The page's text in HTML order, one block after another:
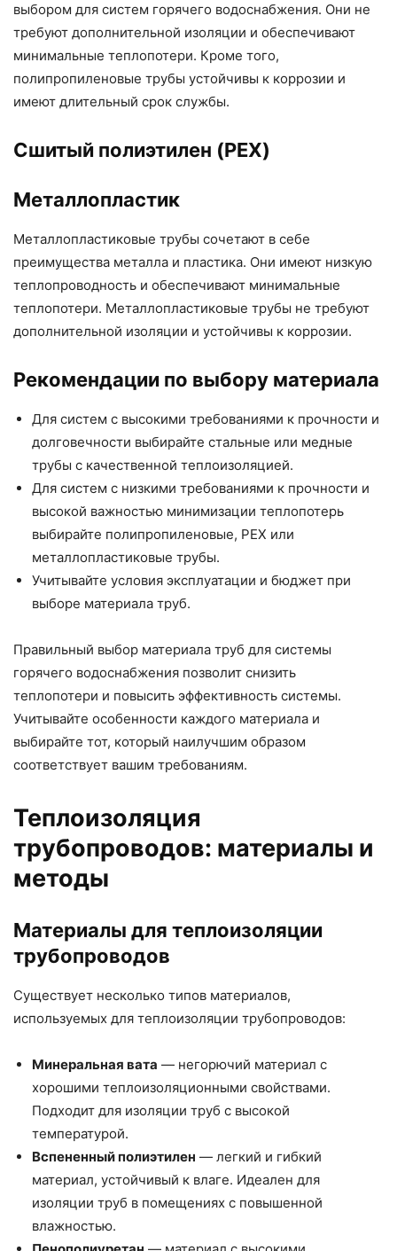
выбором для систем горячего водоснабжения. Они не
требуют дополнительной изоляции и обеспечивают
минимальные теплопотери. Кроме того,
полипропиленовые трубы устойчивы к коррозии и
имеют длительный срок службы.
Сшитый полиэтилен (PEX)
Металлопластик
Металлопластиковые трубы сочетают в себе
преимущества металла и пластика. Они имеют низкую
теплопроводность и обеспечивают минимальные
теплопотери. Металлопластиковые трубы не требуют
дополнительной изоляции и устойчивы к коррозии.
Рекомендации по выбору материала
Для систем с высокими требованиями к прочности и
долговечности выбирайте стальные или медные
трубы с качественной теплоизоляцией.
Для систем с низкими требованиями к прочности и
высокой важностью минимизации теплопотерь
выбирайте полипропиленовые, PEX или
металлопластиковые трубы.
Учитывайте условия эксплуатации и бюджет при
выборе материала труб.
Правильный выбор материала труб для системы
горячего водоснабжения позволит снизить
теплопотери и повысить эффективность системы.
Учитывайте особенности каждого материала и
выбирайте тот, который наилучшим образом
соответствует вашим требованиям.
Теплоизоляция
трубопроводов: материалы и
методы
Материалы для теплоизоляции
трубопроводов
Существует несколько типов материалов,
используемых для теплоизоляции трубопроводов:
Минеральная вата — негорючий материал с
хорошими теплоизоляционными свойствами.
Подходит для изоляции труб с высокой
температурой.
Вспененный полиэтилен — легкий и гибкий
материал, устойчивый к влаге. Идеален для
изоляции труб в помещениях с повышенной
влажностью.